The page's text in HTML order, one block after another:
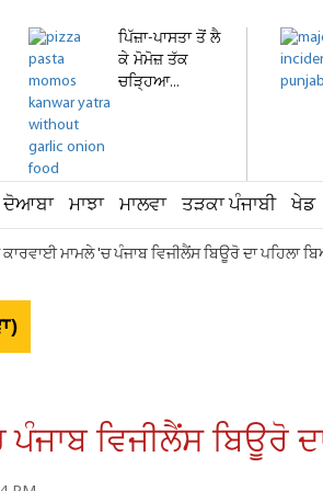
ਪਿੱਜ਼ਾ-ਪਾਸਤਾ ਤੋਂ ਲੈ
ਕੇ ਮੋਮੋਜ਼ ਤੱਕ
ਚੜ੍ਹਿਆ...
ਦੋਆਬਾ ਮਾਝਾ ਮਾਲਵਾ ਤੜਕਾ ਪੰਜਾਬੀ ਖੇਡ
ਕਾਰਵਾਈ ਮਾਮਲੇ 'ਚ ਪੰਜਾਬ ਵਿਜੀਲੈਂਸ ਬਿਊਰੋ ਦਾ ਪਹਿਲਾ
ਵਿਜੀਲੈਂਸ ਬਿਊਰੋ